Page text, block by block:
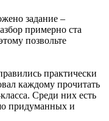
задание –
примерно ста
позвольте
практически
каждому прочитать
Среди них есть
придуманных и